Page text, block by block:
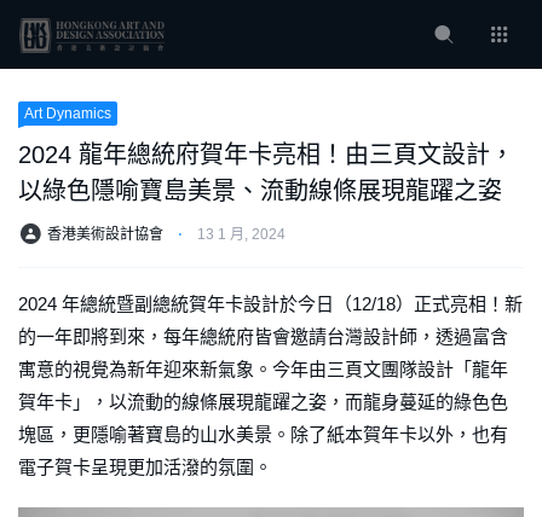
Art Dynamics
2024 龍年總統府賀年卡亮相！由三頁文設計，
以綠色隱喻寶島美景、流動線條展現龍躍之姿
香港美術設計協會 ⋅ 13 1 月, 2024
2024 年總統暨副總統賀年卡設計於今日（12/18）正式亮相！新
的一年即將到來，每年總統府皆會邀請台灣設計師，透過富含
寓意的視覺為新年迎來新氣象。今年由三頁文團隊設計「龍年
賀年卡」，以流動的線條展現龍躍之姿，而龍身蔓延的綠色色
塊區，更隱喻著寶島的山水美景。除了紙本賀年卡以外，也有
電子賀卡呈現更加活潑的氛圍。